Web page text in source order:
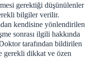
gerektiği düşünülenler
bilgiler verilir.
kendisine yönlendirilen
sonrası ilgili hakkında
tarafından bildirilen
gerekli dikkat ve özen